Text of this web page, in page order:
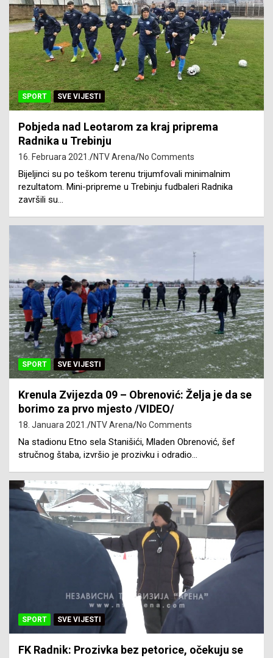
SPORT SVE VIJESTI
Pobjeda nad Leotarom za kraj priprema
Radnika u Trebinju
16. Februara 2021. NTV Arena No Comments
Bijeljinci su po teškom terenu trijumfovali minimalnim
rezultatom. Mini-pripreme u Trebinju fudbaleri Radnika
završili su…
SPORT SVE VIJESTI
Krenula Zvijezda 09 – Obrenović: Želja je da se
borimo za prvo mjesto /VIDEO/
18. Januara 2021. NTV Arena No Comments
Na stadionu Etno sela Stanišići, Mladen Obrenović, šef
stručnog štaba, izvršio je prozivku i odradio…
SPORT SVE VIJESTI
FK Radnik: Prozivka bez petorice, očekuju se